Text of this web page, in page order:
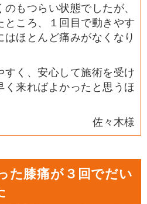
もつらい状態でしたが、
ところ、１回目で動きやす
ほとんど痛みがなくなり
すく、安心して施術を受け
く来ればよかったと思うほ
佐々木様
た膝痛が３回でだい